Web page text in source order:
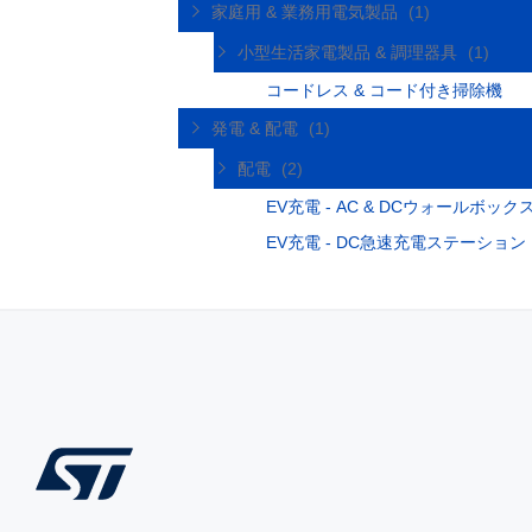
家庭用 & 業務用電気製品 (1)
小型生活家電製品 & 調理器具
(1)
コードレス & コード付き掃除機
発電 & 配電
(1)
配電
(2)
EV充電 - AC & DCウォールボック
EV充電 - DC急速充電ステーション